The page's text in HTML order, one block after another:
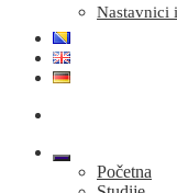
Nastavnici
Početna